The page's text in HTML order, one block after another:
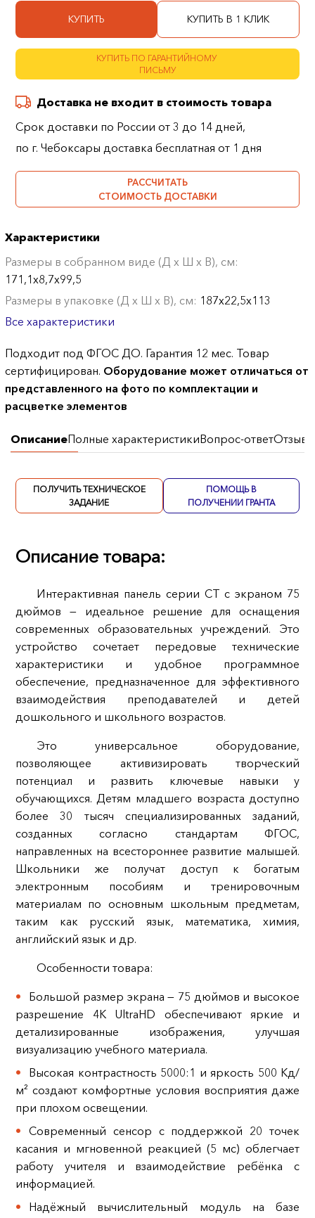
КУПИТЬ КУПИТЬ В 1 КЛИК
КУПИТЬ ПО ГАРАНТИЙНОМУ
ПИСЬМУ
Доставка не входит в стоимость товара
Срок доставки по России от 3 до 14 дней,
по г. Чебоксары доставка бесплатная от 1 дня
РАССЧИТАТЬ
СТОИМОСТЬ ДОСТАВКИ
Характеристики
Размеры в собранном виде (Д х Ш х В), см:
171,1х8,7х99,5
Размеры в упаковке (Д х Ш х В), см: 187х22,5х113
Все характеристики
Подходит под ФГОС ДО. Гарантия 12 мес. Товар
сертифицирован. Оборудование может отличаться от
представленного на фото по комплектации и
расцветке элементов
ОписаниеПолные характеристикиВопрос-ответОтзывы
ПОЛУЧИТЬ ТЕХНИЧЕСКОЕ
ЗАДАНИЕ
ПОМОЩЬ В
ПОЛУЧЕНИИ ГРАНТА
Описание товара:
Интерактивная панель серии CT с экраном 75
дюймов — идеальное решение для оснащения
современных образовательных учреждений. Это
устройство сочетает передовые технические
характеристики и удобное программное
обеспечение, предназначенное для эффективного
взаимодействия преподавателей и детей
дошкольного и школьного возрастов.
Это универсальное оборудование,
позволяющее активизировать творческий
потенциал и развить ключевые навыки у
обучающихся. Детям младшего возраста доступно
более 30 тысяч специализированных заданий,
созданных согласно стандартам ФГОС,
направленных на всестороннее развитие малышей.
Школьники же получат доступ к богатым
электронным пособиям и тренировочным
материалам по основным школьным предметам,
таким как русский язык, математика, химия,
английский язык и др.
Особенности товара:
Большой размер экрана — 75 дюймов и высокое
разрешение 4K UltraHD обеспечивают яркие и
детализированные изображения, улучшая
визуализацию учебного материала.
Высокая контрастность 5000:1 и яркость 500 Кд/
м² создают комфортные условия восприятия даже
при плохом освещении.
Современный сенсор с поддержкой 20 точек
касания и мгновенной реакцией (5 мс) облегчает
работу учителя и взаимодействие ребёнка с
информацией.
Надёжный вычислительный модуль на базе